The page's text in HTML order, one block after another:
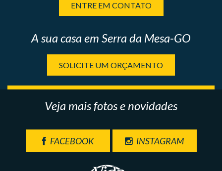
ENTRE EM CONTATO
A sua casa em Serra da Mesa-GO
SOLICITE UM ORÇAMENTO
Veja mais fotos e novidades
FACEBOOK INSTAGRAM